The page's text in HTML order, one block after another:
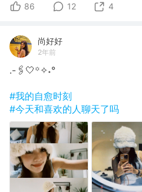
86 12 4
尚好好
2年前
.-🖇🤍꙳✧˖°
#我的自愈时刻
#今天和喜欢的人聊天了吗